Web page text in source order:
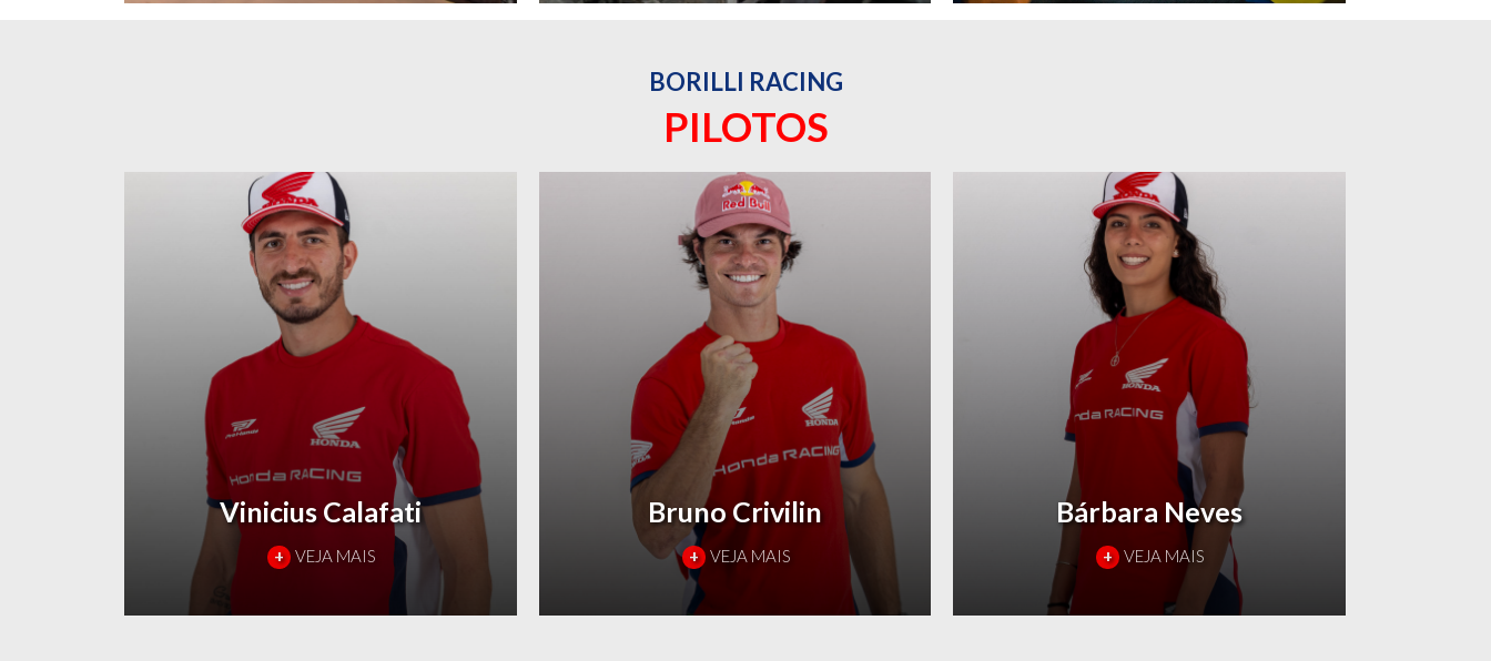
BORILLI RACING
PILOTOS
Vinicius Calafati
+ VEJA MAIS
Bruno Crivilin
+ VEJA MAIS
Bárbara Neves
+ VEJA MAIS